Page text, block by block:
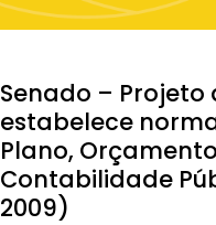
Senado – Projeto
estabelece
Plano,
Contabilidade
2009)